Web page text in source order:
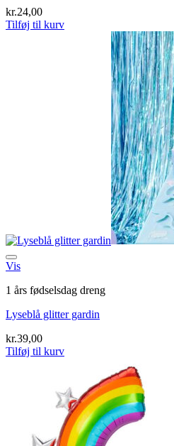
kr.24,00
Tilføj til kurv
Vis
1 års fødselsdag dreng
Lyseblå glitter gardin
kr.39,00
Tilføj til kurv